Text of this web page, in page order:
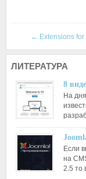
← Extensions
ЛИТЕРАТУРА
8
На
Если
на
2.5 то